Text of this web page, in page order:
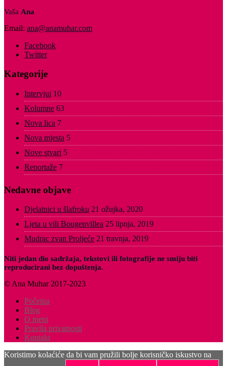
Vaša Ana
Email: ana@anamuhar.com
Facebook
Twitter
Kategorije
Intervjui 10
Kolumne 63
Nova lica 7
Nova mjesta 5
Nove stvari 5
Reportaže 7
Nedavne objave
Djelatnici u šlafroku 21 ožujka, 2020
Ljeta u vili Bougenvillea 25 lipnja, 2019
Mudrac zvan Proljeće 21 travnja, 2019
Niti jedan dio sadržaja, tekstovi ili fotografije ne smiju biti
reproducirani bez dopuštenja.
© Ana Muhar 2017-2023
Početna
Blog
O meni
Pravila privatnosti
Kontakt
Koristimo kolaćiće da bi vam pružili bolje korisničko iskustvo na